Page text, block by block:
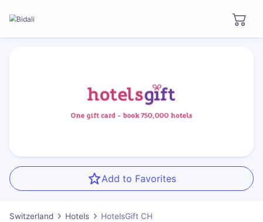
Add to Favorites
Switzerland Hotels HotelsGift CH